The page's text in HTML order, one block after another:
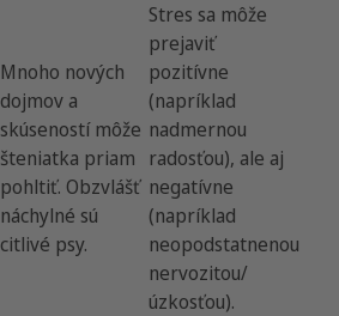
Mnoho nových
dojmov a
skúseností môže
šteniatka priam
pohltiť. Obzvlášť
náchylné sú
citlivé psy.
Stres sa môže
prejaviť
pozitívne
(napríklad
nadmernou
radosťou), ale aj
negatívne
(napríklad
neopodstatnenou
nervozitou/
úzkosťou).